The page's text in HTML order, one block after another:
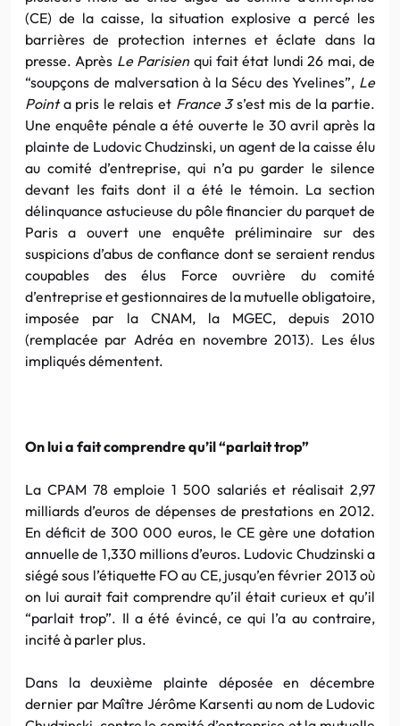
(CE) de la caisse, la situation explosive a percé les
barrières de protection internes et éclate dans la
presse. Après Le Parisienqui fait état lundi 26 mai, de
“soupçons de malversation à la Sécu des Yvelines”, Le
Pointa pris le relais et France 3s’est mis de la partie.
Une enquête pénale a été ouverte le 30 avril après la
plainte de Ludovic Chudzinski, un agent de la caisse élu
au comité d’entreprise, qui n’a pu garder le silence
devant les faits dont il a été le témoin. La section
délinquance astucieuse du pôle financier du parquet de
Paris a ouvert une enquête préliminaire sur des
suspicions d’abus de confiance dont se seraient rendus
coupables des élus Force ouvrière du comité
d’entreprise et gestionnaires de la mutuelle obligatoire,
imposée par la CNAM, la MGEC, depuis 2010
(remplacée par Adréa en novembre 2013). Les élus
impliqués démentent.
On lui a fait comprendre qu’il “parlait trop”
La CPAM 78 emploie 1 500 salariés et réalisait 2,97
milliards d’euros de dépenses de prestations en 2012.
En déficit de 300 000 euros, le CE gère une dotation
annuelle de 1,330 millions d’euros. Ludovic Chudzinski a
siégé sous l’étiquette FO au CE, jusqu’en février 2013 où
on lui aurait fait comprendre qu’il était curieux et qu’il
“parlait trop”. Il a été évincé, ce qui l’a au contraire,
incité à parler plus.
Dans la deuxième plainte déposée en décembre
dernier par Maître Jérôme Karsenti au nom de Ludovic